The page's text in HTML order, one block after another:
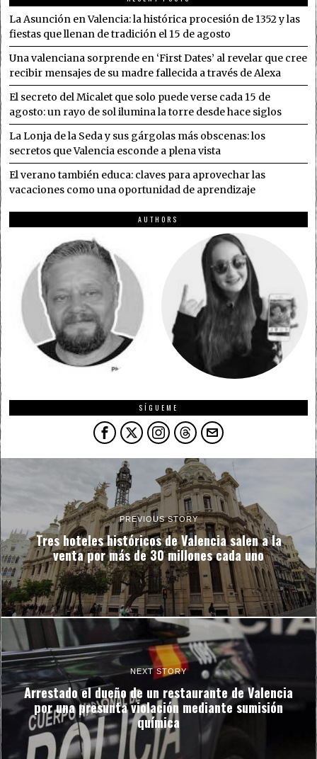
La Asunción en Valencia: la histórica procesión de 1352 y las
fiestas que llenan de tradición el 15 de agosto
Una valenciana sorprende en ‘First Dates’ al revelar que cree
recibir mensajes de su madre fallecida a través de Alexa
El secreto del Micalet que solo puede verse cada 15 de
agosto: un rayo de sol ilumina la torre desde hace siglos
La Lonja de la Seda y sus gárgolas más obscenas: los
secretos que Valencia esconde a plena vista
El verano también educa: claves para aprovechar las
vacaciones como una oportunidad de aprendizaje
AUTHORS
SÍGUEME
PREVIOUS STORY
Tres hoteles históricos de Valencia salen a la
venta por más de 30 millones cada uno
NEXT STORY
Arrestado el dueño de un restaurante de Valencia
por una presunta violación mediante sumisión
química